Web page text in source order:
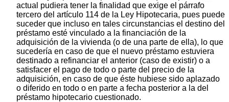
actual pudiera tener la finalidad que exige el párrafo
tercero del artículo 114 de la Ley Hipotecaria, pues puede
suceder que incluso en tales circunstancias el destino del
préstamo esté vinculado a la financiación de la
adquisición de la vivienda (o de una parte de ella), lo que
sucedería en caso de que el nuevo préstamo estuviera
destinado a refinanciar el anterior (caso de existir) o a
satisfacer el pago de todo o parte del precio de la
adquisición, en caso de que éste hubiese sido aplazado
o diferido en todo o en parte a fecha posterior a la del
préstamo hipotecario cuestionado.